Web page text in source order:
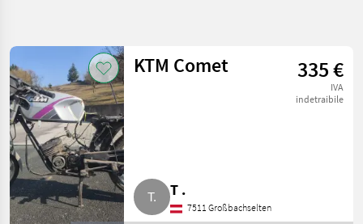
Categoria 4
PERCORSO
ATTUALE
Auto/camion/moto
Auto
Moto
Reimposta
Mostra
risultati
KTM Comet 335 €
IVA
indetraibile
T .
7511 Großbachselten